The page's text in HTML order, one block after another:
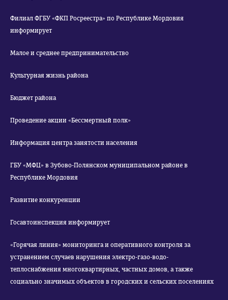
Филиал ФГБУ «ФКП Росреестра» по Республике Мордовия
информирует
Малое и среднее предпринимательство
Культурная жизнь района
Бюджет района
Проведение акции «Бессмертный полк»
Информация центра занятости населения
ГБУ «МФЦ» в Зубово-Полянском муниципальном районе в
Республике Мордовия
Развитие конкуренции
Госавтоинспекция информирует
«Горячая линия» мониторинга и оперативного контроля за
устранением случаев нарушения электро-газо-водо-
теплоснабжения многоквартирных, частных домов, а также
социально значимых объектов в городских и сельских поселениях